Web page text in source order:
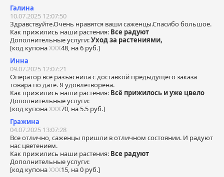
Галина
10.07.2025 12:07:50
Здравствуйте.Очень нравятся ваши саженцы.Спасибо большое.
Как прижились наши растения: Все радуют
Дополнительные услуги:Уход за растениями,
[код купонаХХХ48, на 6 руб.]
Инна
09.07.2025 12:07:21
Оператор всё разъяснила с доставкой предыдущего заказа
товара по дате. Я удовлетворена.
Как прижились наши растения: Всё прижилось и уже цвело
Дополнительные услуги:
[код купонаХХХ70, на 5.5 руб.]
Гражина
04.07.2025 13:07:28
Все отлично, саженцы пришли в отличном состоянии. И радуют
нас цветением.
Как прижились наши растения: Все радуют
Дополнительные услуги:
[код купонаХХХ15, на 0 руб.]